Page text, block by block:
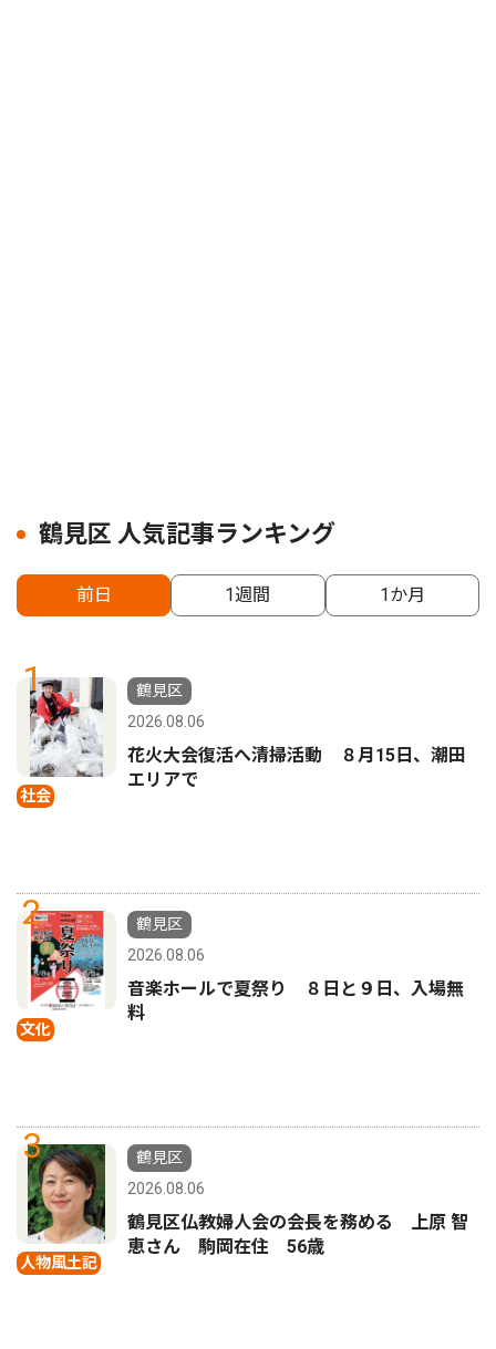
鶴見区 人気記事ランキング
前日 1週間 1か月
1
社会
鶴見区
2026.08.06
花火大会復活へ清掃活動 ８月15日、潮田
エリアで
2
文化
鶴見区
2026.08.06
音楽ホールで夏祭り ８日と９日、入場無
料
3
人物風土記
鶴見区
2026.08.06
鶴見区仏教婦人会の会長を務める 上原 智
恵さん 駒岡在住 56歳